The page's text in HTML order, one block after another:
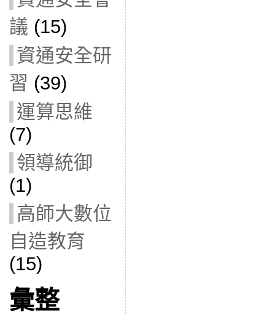
議 (15)
資通安全研
習 (39)
運算思維
(7)
領導統御
(1)
高師大數位
自造教育
(15)
彙整